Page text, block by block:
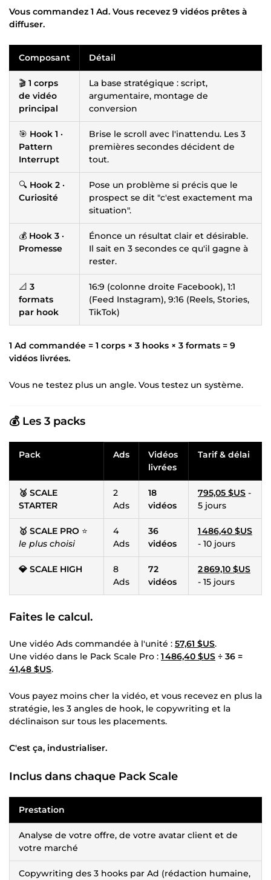
Vous commandez 1 Ad. Vous recevez 9 vidéos prêtes à
diffuser.
Composant Détail
🎬 1 corps
de vidéo
principal
La base stratégique : script,
argumentaire, montage de
conversion
🎯 Hook 1 ·
Pattern
Interrupt
Brise le scroll avec l'inattendu. Les 3
premières secondes décident de
tout.
🔍 Hook 2 ·
Curiosité
Pose un problème si précis que le
prospect se dit "c'est exactement ma
situation".
💰 Hook 3 ·
Promesse
Énonce un résultat clair et désirable.
Il sait en 3 secondes ce qu'il gagne à
rester.
📐 3
formats
par hook
16:9 (colonne droite Facebook), 1:1
(Feed Instagram), 9:16 (Reels, Stories,
TikTok)
1 Ad commandée = 1 corps × 3 hooks × 3 formats = 9
vidéos livrées.
Vous ne testez plus un angle. Vous testez un système.
💰 Les 3 packs
Pack Ads
Vidéos
livrées
Tarif & délai
🥉 SCALE
STARTER
2
Ads
18
vidéos
795,05 $US -
5 jours
🥇 SCALE PRO ⭐
le plus choisi
4
Ads
36
vidéos
1 486,40 $US
- 10 jours
💎 SCALE HIGH
8
Ads
72
vidéos
2 869,10 $US
- 15 jours
Faites le calcul.
Une vidéo Ads commandée à l'unité : 57,61 $US.
Une vidéo dans le Pack Scale Pro : 1 486,40 $US ÷ 36 =
41,48 $US.
Vous payez moins cher la vidéo, et vous recevez en plus la
stratégie, les 3 angles de hook, le copywriting et la
déclinaison sur tous les placements.
C'est ça, industrialiser.
Inclus dans chaque Pack Scale
Prestation
Analyse de votre offre, de votre avatar client et de
votre marché
Copywriting des 3 hooks par Ad (rédaction humaine,